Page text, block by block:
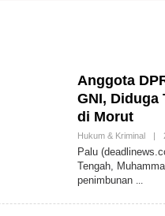
Anggota
GNI, Diduga
di Morut
Hukum & Kriminal |
Palu
Tengah,
penimbunan